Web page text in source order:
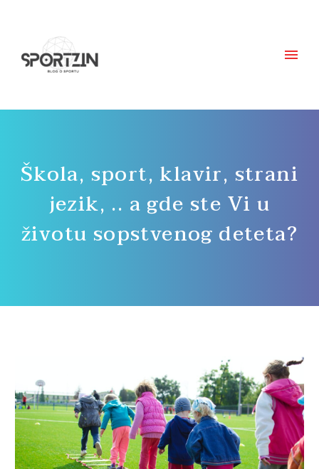
Škola, sport, klavir, strani
jezik, .. a gde ste Vi u
životu sopstvenog deteta?